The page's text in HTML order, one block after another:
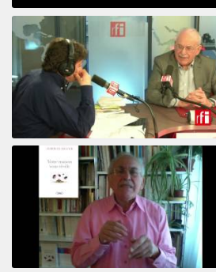
Psicoanálisis por Skype y teléfono Alberto
Eiguer presenta el curso virtual 2017